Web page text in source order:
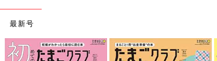
くろさんは、肌面にコットンを使用した長袖パジャマをたくさん
購入！夏までの肌寒い日に使うだけでなく、秋になったらまたす
ぐに使えるので、長袖パジャマは何枚もってても役立ちます♪ コ
ットン素材なので、お肌が敏感なお子さんにも安心して着せられ
ますね。
最新号